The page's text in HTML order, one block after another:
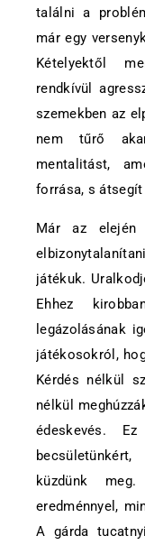
találni a
már egy
Kételyektől
rendkívül
szemekben az
nem tűrő
mentalitást,
forrása, s
Már az elején
játékuk.
Ehhez
legázolásának
játékosokról,
Kérdés nélkül
nélkül
édeskevés.
küzdünk
eredménnyel,
A gárda